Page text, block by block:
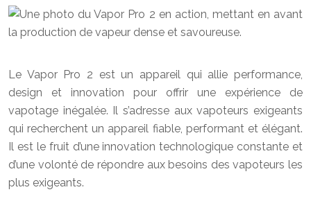
Le Vapor Pro 2 est un appareil qui allie performance,
design et innovation pour offrir une expérience de
vapotage inégalée. Il s’adresse aux vapoteurs exigeants
qui recherchent un appareil fiable, performant et élégant.
Il est le fruit d’une innovation technologique constante et
d’une volonté de répondre aux besoins des vapoteurs les
plus exigeants.